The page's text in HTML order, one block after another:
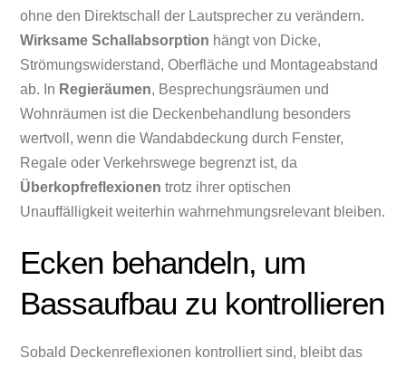
ohne den Direktschall der Lautsprecher zu verändern.
Wirksame Schallabsorption hängt von Dicke,
Strömungswiderstand, Oberfläche und Montageabstand
ab. In Regieräumen, Besprechungsräumen und
Wohnräumen ist die Deckenbehandlung besonders
wertvoll, wenn die Wandabdeckung durch Fenster,
Regale oder Verkehrswege begrenzt ist, da
Überkopfreflexionen trotz ihrer optischen
Unauffälligkeit weiterhin wahrnehmungsrelevant bleiben.
Ecken behandeln, um
Bassaufbau zu kontrollieren
Sobald Deckenreflexionen kontrolliert sind, bleibt das